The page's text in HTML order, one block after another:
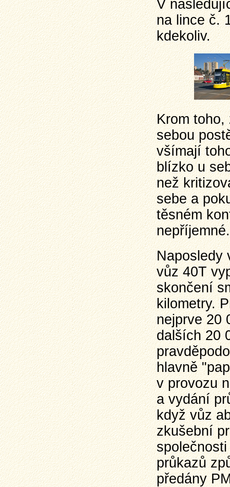
V
na lince č.
kdekoliv.
Krom
sebou
všímají
blízko u
než
sebe a
těsném
nepříjemné.
Naposledy
vůz 40T
skončení
kilometry.
nejprve 20
dalších 20
hlavně
v provozu
a vydání
když vůz
zkušební
průkazů
předány